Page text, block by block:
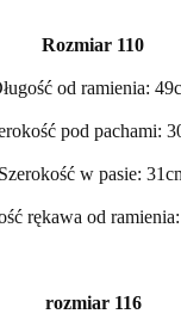
Rozmiar 110
od ramienia:
pod pachami:
Szerokość w pasie:
rękawa od
rozmiar 116